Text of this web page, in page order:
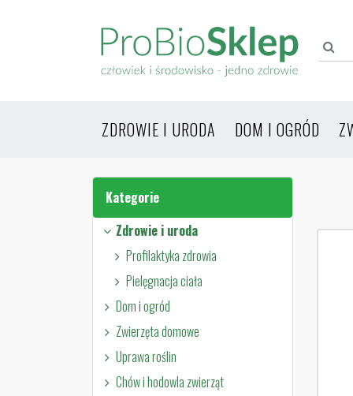
ZDROWIE I URODA DOM I OGRÓD
Kategorie
Zdrowie i uroda
Profilaktyka zdrowia
Pielęgnacja ciała
Dom i ogród
Zwierzęta domowe
Uprawa roślin
Chów i hodowla zwierząt